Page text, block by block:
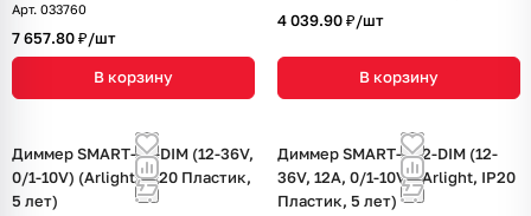
Арт. 033760
7 657.80 ₽/шт
В корзину
4 039.90 ₽/шт
В корзину
Диммер SMART-D1-DIM (12-36V,
0/1-10V) (Arlight, IP20 Пластик,
5 лет)
Диммер SMART-D32-DIM (12-
36V, 12A, 0/1-10V) (Arlight, IP20
Пластик, 5 лет)